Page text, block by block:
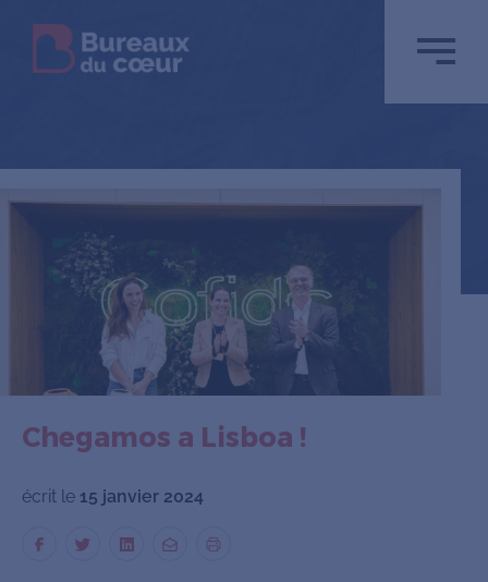
Chegamos a Lisboa !
écrit le 15 janvier 2024